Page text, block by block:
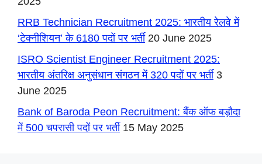
RRB Technician Recruitment 2025: भारतीय रेलवे में
‘टेक्नीशियन’ के 6180 पदों पर भर्ती 20 June 2025
ISRO Scientist Engineer Recruitment 2025:
भारतीय अंतरिक्ष अनुसंधान संगठन में 320 पदों पर भर्ती 3
June 2025
Bank of Baroda Peon Recruitment: बैंक ऑफ बड़ौदा
में 500 चपरासी पदों पर भर्ती 15 May 2025